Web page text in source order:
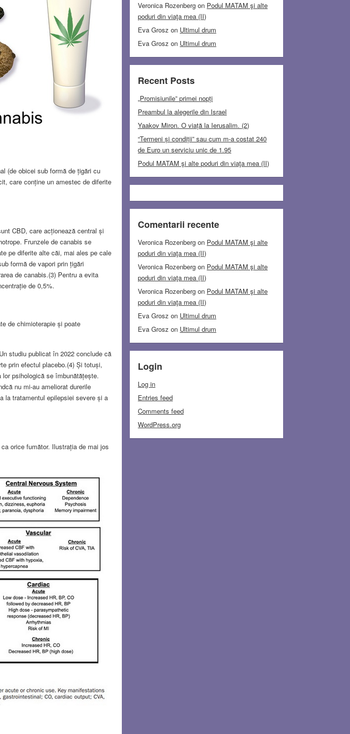
(de obicei sub formă de țigări cu
care conține un amestec de diferite
CBD, care acționează central și
Frunzele de canabis se
pe diferite alte căi, mai ales pe cale
formă de vapori prin țigări
de canabis.(3) Pentru a evita
de 0,5%.
de chimioterapie și poate
studiu publicat în 2022 conclude că
prin efectul placebo.(4) Și totuși,
psihologică se îmbunătățește.
nu mi-au ameliorat durerile
la tratamentul epilepsiei severe și a
orice fumător. Ilustrația de mai jos
Veronica Rozenberg on Podul MATAM şi alte
poduri din viaţa mea (II)
Eva Grosz on Ultimul drum
Eva Grosz on Ultimul drum
Recent Posts
„Promisiunile” primei nopți
Preambul la alegerile din Israel
Yaakov Miron. O viață la Ierusalim. (2)
“Termeni și condiții” sau cum m-a costat 240
de Euro un serviciu unic de 1.95
Podul MATAM şi alte poduri din viaţa mea (II)
Comentarii recente
Veronica Rozenberg on Podul MATAM şi alte
poduri din viaţa mea (II)
Veronica Rozenberg on Podul MATAM şi alte
poduri din viaţa mea (II)
Veronica Rozenberg on Podul MATAM şi alte
poduri din viaţa mea (II)
Eva Grosz on Ultimul drum
Eva Grosz on Ultimul drum
Login
Log in
Entries feed
Comments feed
WordPress.org